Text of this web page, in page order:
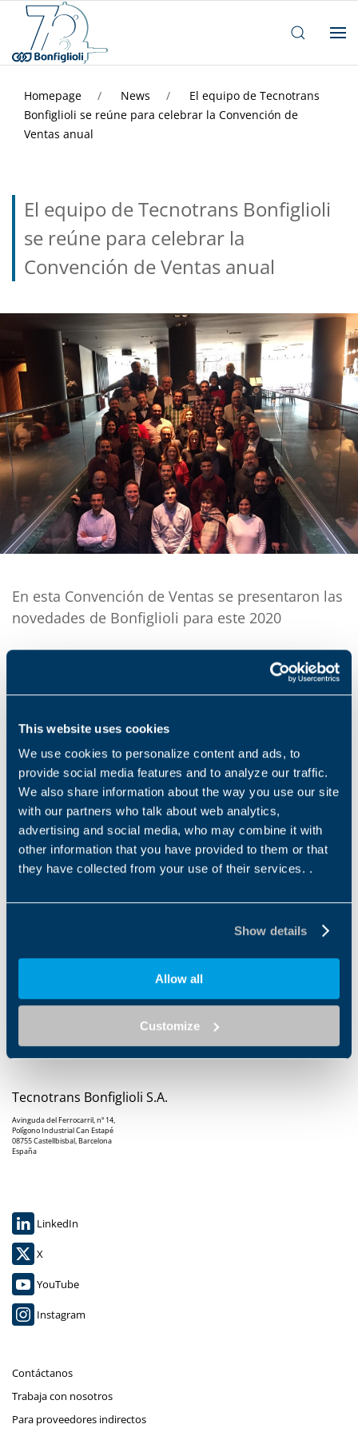
This website uses cookies
We use cookies to personalize content and ads, to
provide social media features and to analyze our traffic.
We also share information about the way you use our site
with our partners who talk about web analytics,
advertising and social media, who may combine it with
other information that you have provided to them or that
they have collected from your use of their services. .
Show details
Allow all
Customize
Homepage News
El equipo de Tecnotrans
Bonfiglioli se reúne para celebrar la Convención de
Ventas anual
El equipo de Tecnotrans Bonfiglioli
se reúne para celebrar la
Convención de Ventas anual
En esta Convención de Ventas se presentaron las
novedades de Bonfiglioli para este 2020
Tecnotrans Bonfiglioli ha celebrado un año más la
Convención de Ventas anual donde reúne a todo el
equipo comercial para presentar los resultados del
año anterior, así como los objetivos y estrategias para
este 2020. Durante estas tres jornadas se pusieron en
común los diferentes planes que se pondrán en
marcha a lo largo de este año; también se expusieron
las novedades, tanto en mecánica como en electrónica,
que se van a ir presentando a lo largo de este 2020.
En esta ocasión, el equipo Bonfiglioli realizó un
workshop para reforzar el trabajo en equipo, la
proceso de venta.
seguir avanzando juntos para responder a las
necesidades de la industria.
Tecnotrans Bonfiglioli S.A.
Avinguda del Ferrocarril, nº 14,
Polígono Industrial Can Estapé
08755 Castellbisbal, Barcelona
España
LinkedIn
X
YouTube
Instagram
Contáctanos
Trabaja con nosotros
Para proveedores indirectos